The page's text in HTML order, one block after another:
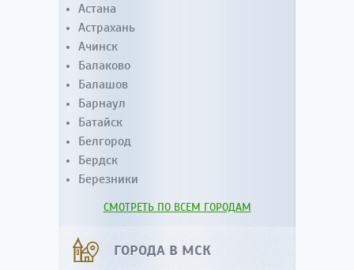
Астана
Астрахань
Ачинск
Балаково
Балашов
Барнаул
Батайск
Белгород
Бердск
Березники
СМОТРЕТЬ ПО ВСЕМ ГОРОДАМ
ГОРОДА В МСК